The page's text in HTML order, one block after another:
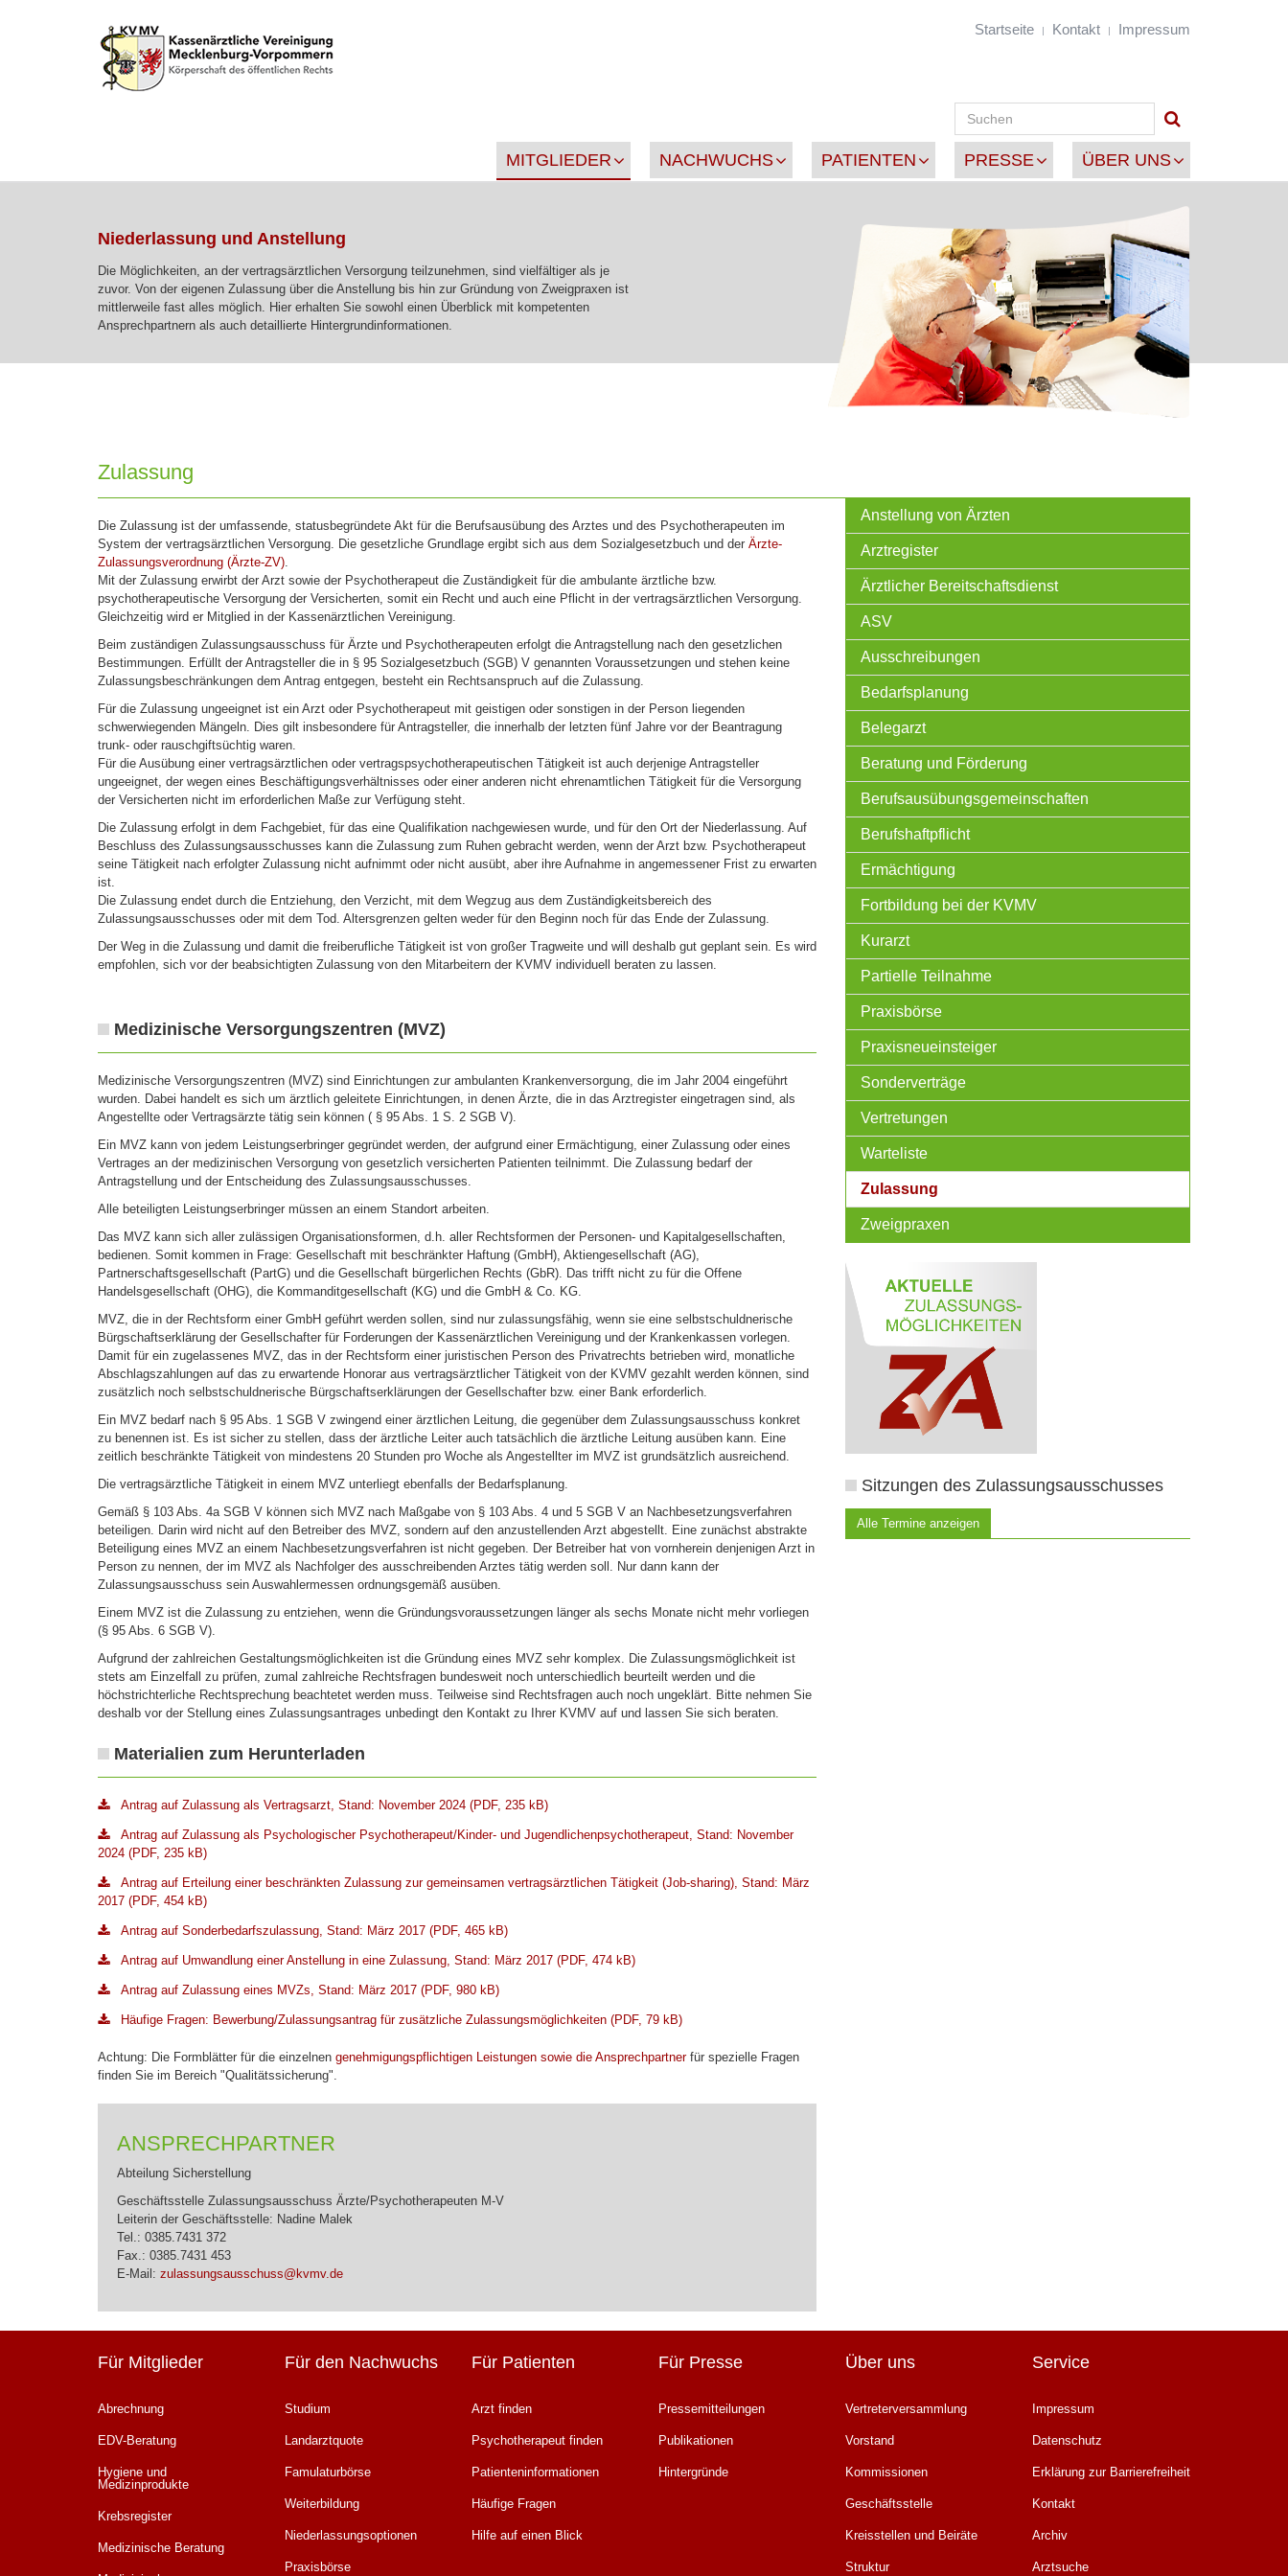
Startseite Kontakt Impressum
MITGLIEDER NACHWUCHS PATIENTEN PRESSE ÜBER UNS
Niederlassung und Anstellung
Die Möglichkeiten, an der vertragsärztlichen Versorgung teilzunehmen, sind vielfältiger als je
zuvor. Von der eigenen Zulassung über die Anstellung bis hin zur Gründung von Zweigpraxen ist
mittlerweile fast alles möglich. Hier erhalten Sie sowohl einen Überblick mit kompetenten
Ansprechpartnern als auch detaillierte Hintergrundinformationen.
Zulassung
Die Zulassung ist der umfassende, statusbegründete Akt für die Berufsausübung des Arztes und des Psychotherapeuten im
System der vertragsärztlichen Versorgung. Die gesetzliche Grundlage ergibt sich aus dem Sozialgesetzbuch und der Ärzte-
Zulassungsverordnung (Ärzte-ZV).
Mit der Zulassung erwirbt der Arzt sowie der Psychotherapeut die Zuständigkeit für die ambulante ärztliche bzw.
psychotherapeutische Versorgung der Versicherten, somit ein Recht und auch eine Pflicht in der vertragsärztlichen Versorgung.
Gleichzeitig wird er Mitglied in der Kassenärztlichen Vereinigung.
Beim zuständigen Zulassungsausschuss für Ärzte und Psychotherapeuten erfolgt die Antragstellung nach den gesetzlichen
Bestimmungen. Erfüllt der Antragsteller die in § 95 Sozialgesetzbuch (SGB) V genannten Voraussetzungen und stehen keine
Zulassungsbeschränkungen dem Antrag entgegen, besteht ein Rechtsanspruch auf die Zulassung.
Für die Zulassung ungeeignet ist ein Arzt oder Psychotherapeut mit geistigen oder sonstigen in der Person liegenden
schwerwiegenden Mängeln. Dies gilt insbesondere für Antragsteller, die innerhalb der letzten fünf Jahre vor der Beantragung
trunk- oder rauschgiftsüchtig waren.
Für die Ausübung einer vertragsärztlichen oder vertragspsychotherapeutischen Tätigkeit ist auch derjenige Antragsteller
ungeeignet, der wegen eines Beschäftigungsverhältnisses oder einer anderen nicht ehrenamtlichen Tätigkeit für die Versorgung
der Versicherten nicht im erforderlichen Maße zur Verfügung steht.
Die Zulassung erfolgt in dem Fachgebiet, für das eine Qualifikation nachgewiesen wurde, und für den Ort der Niederlassung. Auf
Beschluss des Zulassungsausschusses kann die Zulassung zum Ruhen gebracht werden, wenn der Arzt bzw. Psychotherapeut
seine Tätigkeit nach erfolgter Zulassung nicht aufnimmt oder nicht ausübt, aber ihre Aufnahme in angemessener Frist zu erwarten
ist.
Die Zulassung endet durch die Entziehung, den Verzicht, mit dem Wegzug aus dem Zuständigkeitsbereich des
Zulassungsausschusses oder mit dem Tod. Altersgrenzen gelten weder für den Beginn noch für das Ende der Zulassung.
Der Weg in die Zulassung und damit die freiberufliche Tätigkeit ist von großer Tragweite und will deshalb gut geplant sein. Es wird
empfohlen, sich vor der beabsichtigten Zulassung von den Mitarbeitern der KVMV individuell beraten zu lassen.
Medizinische Versorgungszentren (MVZ)
Medizinische Versorgungszentren (MVZ) sind Einrichtungen zur ambulanten Krankenversorgung, die im Jahr 2004 eingeführt
wurden. Dabei handelt es sich um ärztlich geleitete Einrichtungen, in denen Ärzte, die in das Arztregister eingetragen sind, als
Angestellte oder Vertragsärzte tätig sein können ( § 95 Abs. 1 S. 2 SGB V).
Ein MVZ kann von jedem Leistungserbringer gegründet werden, der aufgrund einer Ermächtigung, einer Zulassung oder eines
Vertrages an der medizinischen Versorgung von gesetzlich versicherten Patienten teilnimmt. Die Zulassung bedarf der
Antragstellung und der Entscheidung des Zulassungsausschusses.
Alle beteiligten Leistungserbringer müssen an einem Standort arbeiten.
Das MVZ kann sich aller zulässigen Organisationsformen, d.h. aller Rechtsformen der Personen- und Kapitalgesellschaften,
bedienen. Somit kommen in Frage: Gesellschaft mit beschränkter Haftung (GmbH), Aktiengesellschaft (AG),
Partnerschaftsgesellschaft (PartG) und die Gesellschaft bürgerlichen Rechts (GbR). Das trifft nicht zu für die Offene
Handelsgesellschaft (OHG), die Kommanditgesellschaft (KG) und die GmbH & Co. KG.
MVZ, die in der Rechtsform einer GmbH geführt werden sollen, sind nur zulassungsfähig, wenn sie eine selbstschuldnerische
Bürgschaftserklärung der Gesellschafter für Forderungen der Kassenärztlichen Vereinigung und der Krankenkassen vorlegen.
Damit für ein zugelassenes MVZ, das in der Rechtsform einer juristischen Person des Privatrechts betrieben wird, monatliche
Abschlagszahlungen auf das zu erwartende Honorar aus vertragsärztlicher Tätigkeit von der KVMV gezahlt werden können, sind
zusätzlich noch selbstschuldnerische Bürgschaftserklärungen der Gesellschafter bzw. einer Bank erforderlich.
Ein MVZ bedarf nach § 95 Abs. 1 SGB V zwingend einer ärztlichen Leitung, die gegenüber dem Zulassungsausschuss konkret
zu benennen ist. Es ist sicher zu stellen, dass der ärztliche Leiter auch tatsächlich die ärztliche Leitung ausüben kann. Eine
zeitlich beschränkte Tätigkeit von mindestens 20 Stunden pro Woche als Angestellter im MVZ ist grundsätzlich ausreichend.
Die vertragsärztliche Tätigkeit in einem MVZ unterliegt ebenfalls der Bedarfsplanung.
Gemäß § 103 Abs. 4a SGB V können sich MVZ nach Maßgabe von § 103 Abs. 4 und 5 SGB V an Nachbesetzungsverfahren
beteiligen. Darin wird nicht auf den Betreiber des MVZ, sondern auf den anzustellenden Arzt abgestellt. Eine zunächst abstrakte
Beteiligung eines MVZ an einem Nachbesetzungsverfahren ist nicht gegeben. Der Betreiber hat von vornherein denjenigen Arzt in
Person zu nennen, der im MVZ als Nachfolger des ausschreibenden Arztes tätig werden soll. Nur dann kann der
Zulassungsausschuss sein Auswahlermessen ordnungsgemäß ausüben.
Einem MVZ ist die Zulassung zu entziehen, wenn die Gründungsvoraussetzungen länger als sechs Monate nicht mehr vorliegen
(§ 95 Abs. 6 SGB V).
Aufgrund der zahlreichen Gestaltungsmöglichkeiten ist die Gründung eines MVZ sehr komplex. Die Zulassungsmöglichkeit ist
stets am Einzelfall zu prüfen, zumal zahlreiche Rechtsfragen bundesweit noch unterschiedlich beurteilt werden und die
höchstrichterliche Rechtsprechung beachtetet werden muss. Teilweise sind Rechtsfragen auch noch ungeklärt. Bitte nehmen Sie
deshalb vor der Stellung eines Zulassungsantrages unbedingt den Kontakt zu Ihrer KVMV auf und lassen Sie sich beraten.
Materialien zum Herunterladen
Antrag auf Zulassung als Vertragsarzt, Stand: November 2024 (PDF, 235 kB)
Antrag auf Zulassung als Psychologischer Psychotherapeut/Kinder- und Jugendlichenpsychotherapeut, Stand: November
2024 (PDF, 235 kB)
Antrag auf Erteilung einer beschränkten Zulassung zur gemeinsamen vertragsärztlichen Tätigkeit (Job-sharing), Stand: März
2017 (PDF, 454 kB)
Antrag auf Sonderbedarfszulassung, Stand: März 2017 (PDF, 465 kB)
Antrag auf Umwandlung einer Anstellung in eine Zulassung, Stand: März 2017 (PDF, 474 kB)
Antrag auf Zulassung eines MVZs, Stand: März 2017 (PDF, 980 kB)
Häufige Fragen: Bewerbung/Zulassungsantrag für zusätzliche Zulassungsmöglichkeiten (PDF, 79 kB)
Achtung: Die Formblätter für die einzelnen genehmigungspflichtigen Leistungen sowie die Ansprechpartnerfür spezielle Fragen
finden Sie im Bereich "Qualitätssicherung".
ANSPRECHPARTNER
Abteilung Sicherstellung
Geschäftsstelle Zulassungsausschuss Ärzte/Psychotherapeuten M-V
Leiterin der Geschäftsstelle: Nadine Malek
Tel.: 0385.7431 372
Fax.: 0385.7431 453
E-Mail: zulassungsausschuss@kvmv.de
Anstellung von Ärzten
Arztregister
Ärztlicher Bereitschaftsdienst
ASV
Ausschreibungen
Bedarfsplanung
Belegarzt
Beratung und Förderung
Berufsausübungsgemeinschaften
Berufshaftpflicht
Ermächtigung
Fortbildung bei der KVMV
Kurarzt
Partielle Teilnahme
Praxisbörse
Praxisneueinsteiger
Sonderverträge
Vertretungen
Warteliste
Zulassung
Zweigpraxen
Sitzungen des Zulassungsausschusses
Alle Termine anzeigen
Für Mitglieder
Abrechnung
EDV-Beratung
Hygiene und
Medizinprodukte
Krebsregister
Medizinische Beratung
Für den Nachwuchs
Studium
Landarztquote
Famulaturbörse
Weiterbildung
Niederlassungsoptionen
Praxisbörse
Für Patienten
Arzt finden
Psychotherapeut finden
Patienteninformationen
Häufige Fragen
Hilfe auf einen Blick
Für Presse
Pressemitteilungen
Publikationen
Hintergründe
Über uns
Vertreterversammlung
Vorstand
Kommissionen
Geschäftsstelle
Kreisstellen und Beiräte
Struktur
Service
Impressum
Datenschutz
Erklärung zur Barrierefreiheit
Kontakt
Archiv
Arztsuche